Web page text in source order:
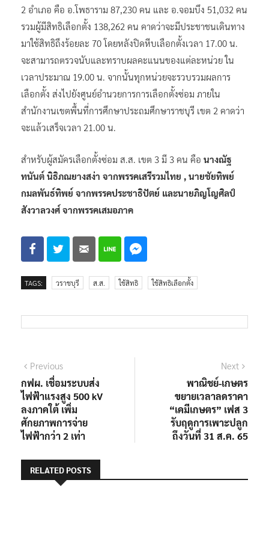
2 อำเภอ คือ อ.โพธาราม 87,230 คน และ อ.จอมบึง 51,032 คน
รวมผู้มีสิทธิเลือกตั้ง 138,262 คน คาดว่าจะมีประชาชนเดินทาง
มาใช้สิทธิถึงร้อยละ 70 โดยหลังปิดหีบเลือกตั้งเวลา 17.00 น.
จะสามารถตรวจนับและทราบผลคะแนนของแต่ละหน่วย ใน
เวลาประมาณ 19.00 น. จากนั้นทุกหน่วยจะรวบรวมผลการ
เลือกตั้ง ส่งไปยังศูนย์อำนวยการการเลือกตั้งซ่อม ภายใน
สำนักงานเขตพื้นที่การศึกษาประถมศึกษาราชบุรี เขต 2 คาดว่า
จะแล้วเสร็จเวลา 21.00 น.
สำหรับผู้สมัครเลือกตั้งซ่อม ส.ส. เขต 3 มี 3 คน คือ นางณัฐ
ทนันต์ นิธิภณยางสง่า จากพรรคเสรีรวมไทย , นายชัยทิพย์
กมลพันธ์ทิพย์ จากพรรคประชาธิปัตย์ และนายภิญโญศิลป์
สังวาลวงศ์ จากพรรคเสมอภาค
TAGS: วราชบุรี ส.ส. ใช้สิทธิ ใช้สิทธิเลือกตั้ง
แนะแนว
เรื่อง
PreviousPrevious
post:
กฟผ. เชื่อมระบบส่ง
ไฟฟ้าแรงสูง 500 kV
ลงภาคใต้ เพิ่ม
ศักยภาพการจ่าย
ไฟฟ้ากว่า 2 เท่า
Next
post:
พาณิชย์-เกษตร
ขยายเวลาลดราคา
“เคมีเกษตร” เฟส 3
รับฤดูการเพาะปลูก
ถึงวันที่ 31 ส.ค. 65
RELATED POSTS